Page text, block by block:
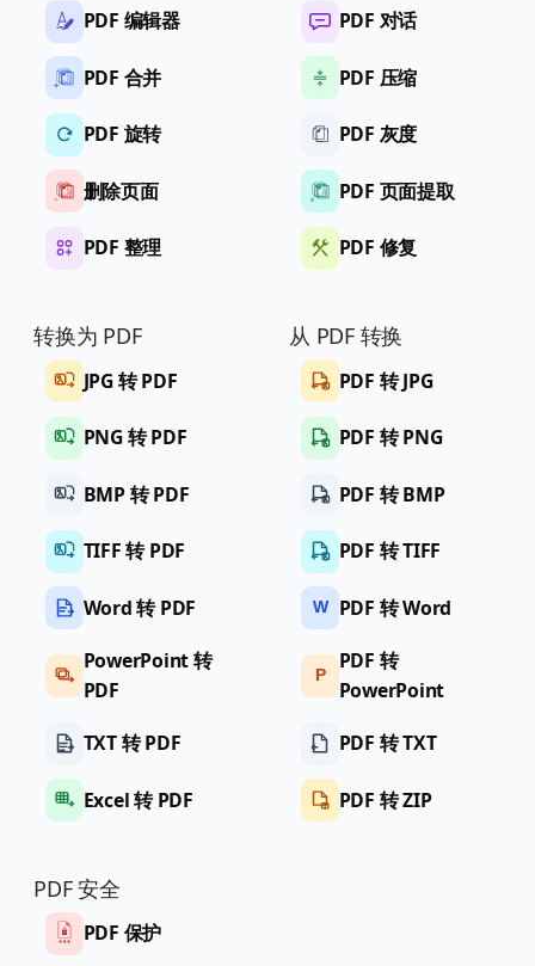
PDF 编辑器
PDF 合并
PDF 旋转
删除页面
PDF 整理
PDF 对话
PDF 压缩
PDF 灰度
PDF 页面提取
PDF 修复
转换为 PDF
JPG 转 PDF
PNG 转 PDF
BMP 转 PDF
TIFF 转 PDF
Word 转 PDF
PowerPoint 转
PDF
TXT 转 PDF
Excel 转 PDF
从 PDF 转换
PDF 转 JPG
PDF 转 PNG
PDF 转 BMP
PDF 转 TIFF
W PDF 转 Word
P
PDF 转
PowerPoint
PDF 转 TXT
PDF 转 ZIP
PDF 安全
PDF 保护